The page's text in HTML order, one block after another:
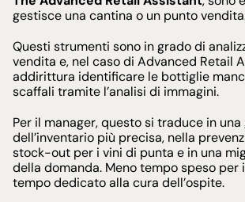
gestisce una cantina o un punto
Questi strumenti sono in grado di
vendita e, nel caso di Advanced Retail
addirittura identificare le bottiglie
scaffali tramite l’analisi di immagini.
Per il manager, questo si traduce in
dell’inventario più precisa, nella
stock-out per i vini di punta e in una
della domanda. Meno tempo speso per
tempo dedicato alla cura dell’ospite.